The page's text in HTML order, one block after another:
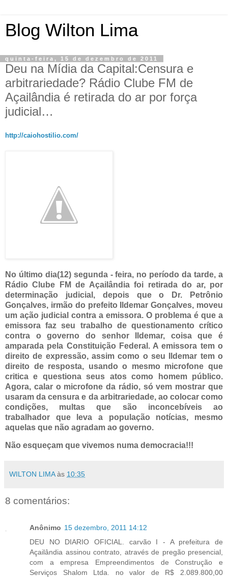
Blog Wilton Lima
quinta-feira, 15 de dezembro de 2011
Deu na Mídia da Capital:Censura e
arbitrariedade? Rádio Clube FM de
Açailândia é retirada do ar por força
judicial…
http://caiohostilio.com/
No último dia(12) segunda - feira, no período da tarde, a
Rádio Clube FM de Açailândia foi retirada do ar, por
determinação judicial, depois que o Dr. Petrônio
Gonçalves, irmão do prefeito Ildemar Gonçalves, moveu
um ação judicial contra a emissora. O problema é que a
emissora faz seu trabalho de questionamento crítico
contra o governo do senhor Ildemar, coisa que é
amparada pela Constituição Federal. A emissora tem o
direito de expressão, assim como o seu Ildemar tem o
direito de resposta, usando o mesmo microfone que
critica e questiona seus atos como homem público.
Agora, calar o microfone da rádio, só vem mostrar que
usaram da censura e da arbitrariedade, ao colocar como
condições, multas que são inconcebíveis ao
trabalhador que leva a população notícias, mesmo
aquelas que não agradam ao governo.
Não esqueçam que vivemos numa democracia!!!
WILTON LIMA às 10:35
8 comentários:
Anônimo 15 dezembro, 2011 14:12
DEU NO DIARIO OFICIAL. carvão I - A prefeitura de
Açailândia assinou contrato, através de pregão presencial,
com a empresa Empreendimentos de Construção e
Serviços Shalom Ltda. no valor de R$ 2.089.800,00